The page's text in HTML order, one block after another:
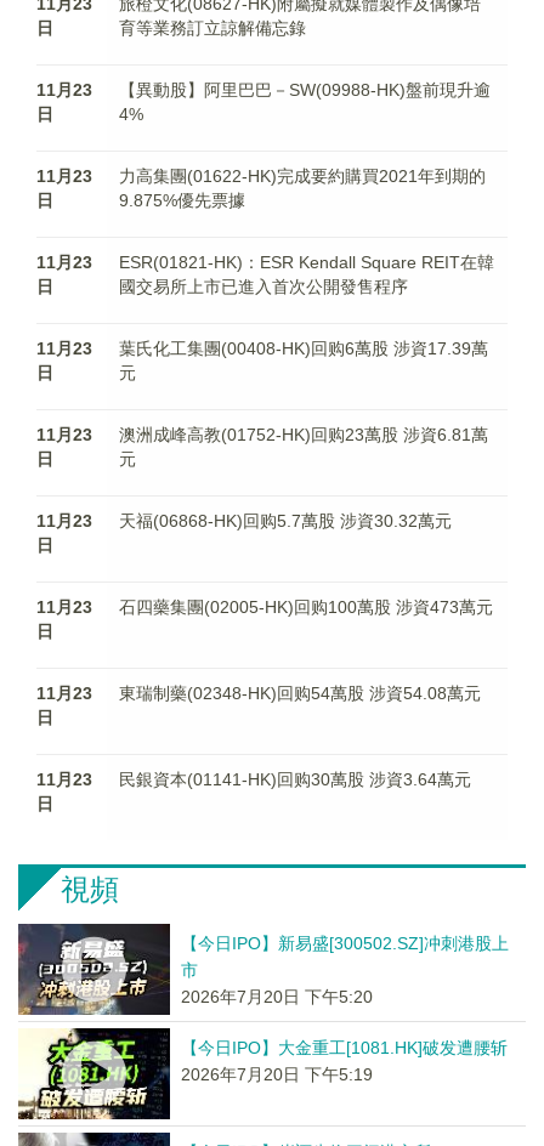
日
育等業務訂立諒解備忘錄
11月23
日
【異動股】阿里巴巴－SW(09988-HK)盤前現升逾
4%
11月23
日
力高集團(01622-HK)完成要約購買2021年到期的
9.875%優先票據
11月23
日
ESR(01821-HK)：ESR Kendall Square REIT在韓
國交易所上市已進入首次公開發售程序
11月23
日
葉氏化工集團(00408-HK)回购6萬股 涉資17.39萬
元
11月23
日
澳洲成峰高教(01752-HK)回购23萬股 涉資6.81萬
元
11月23
日
天福(06868-HK)回购5.7萬股 涉資30.32萬元
11月23
日
石四藥集團(02005-HK)回购100萬股 涉資473萬元
11月23
日
東瑞制藥(02348-HK)回购54萬股 涉資54.08萬元
11月23
日
民銀資本(01141-HK)回购30萬股 涉資3.64萬元
視頻
【今日IPO】新易盛[300502.SZ]冲刺港股上
市
2026年7月20日 下午5:20
【今日IPO】大金重工[1081.HK]破发遭腰斩
2026年7月20日 下午5:19